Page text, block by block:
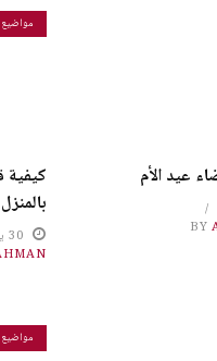
عيد الأم
BY
بالمنزل
30 يوليو، 2020